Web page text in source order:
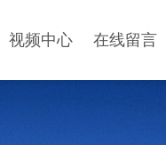
视频中心 在线留言